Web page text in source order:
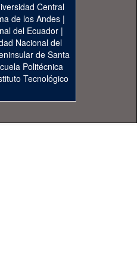
Central
de los Andes|
del Ecuador|
Nacional del
de Santa
Politécnica
Tecnológico